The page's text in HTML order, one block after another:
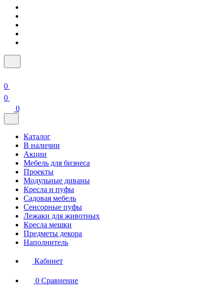
0
0
0
Каталог
В наличии
Акции
Мебель для бизнеса
Проекты
Модульные диваны
Кресла и пуфы
Садовая мебель
Сенсорные пуфы
Лежаки для животных
Кресла мешки
Предметы декора
Наполнитель
Кабинет
0 Сравнение